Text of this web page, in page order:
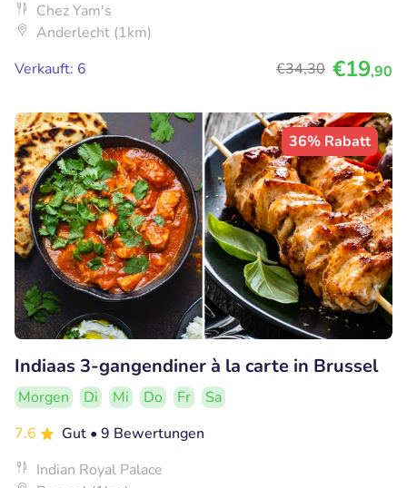
Chez Yam's
Anderlecht (1km)
Verkauft: 6
€34,30 €19,90
36% Rabatt
Indiaas 3-gangendiner à la carte in Brussel
Morgen Di Mi Do Fr
Sa
7.6
Gut • 9 Bewertungen
Indian Royal Palace